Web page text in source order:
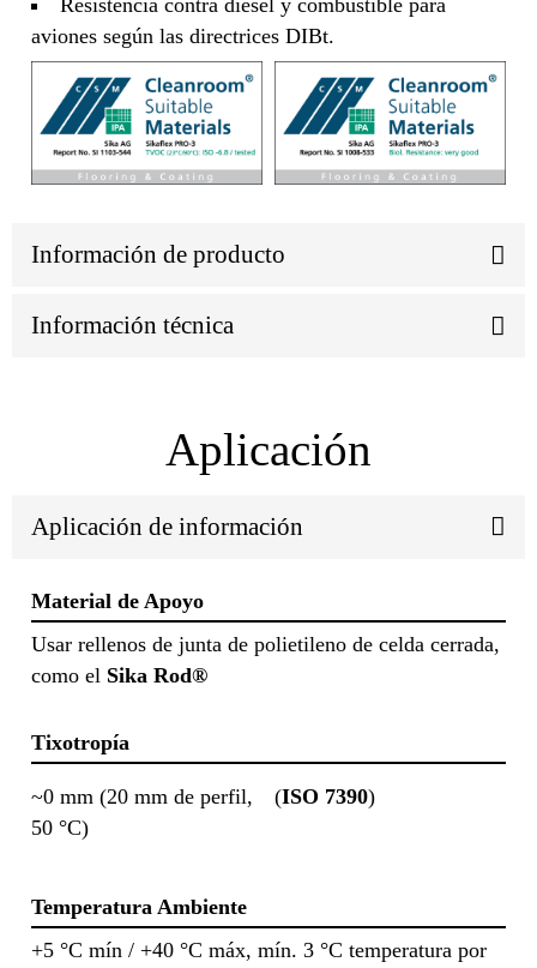
Resistencia contra diesel y combustible para
aviones según las directrices DIBt.
Información de producto
Información técnica
Aplicación
Aplicación de información
Material de Apoyo
Usar rellenos de junta de polietileno de celda cerrada,
como el Sika Rod®
Tixotropía
~0 mm (20 mm de perfil,
50 °C)
(ISO 7390)
Temperatura Ambiente
+5 °C mín / +40 °C máx, mín. 3 °C temperatura por